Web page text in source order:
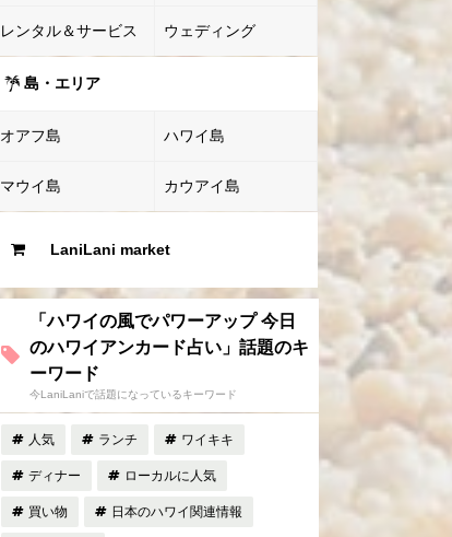
レンタル＆サービス ウェディング
島・エリア
オアフ島 ハワイ島
マウイ島 カウアイ島
LaniLani market
「ハワイの風でパワーアップ 今日
のハワイアンカード占い」話題のキ
ーワード
今LaniLaniで話題になっているキーワード
人気 ランチ ワイキキ
ディナー ローカルに人気
買い物 日本のハワイ関連情報